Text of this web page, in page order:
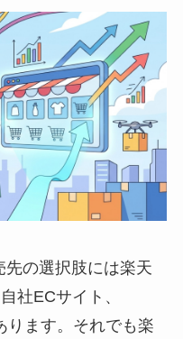
先の選択肢には楽天
社ECサイト、
ります。それでも楽